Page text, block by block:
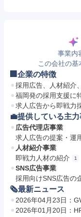
事業内
この会社の基
🏢企業の特徴
採用広告、人材紹介
福岡発の採用支援に
求人広告から即戦力
💼提供している主
広告代理店事業
求人広告の提案・運
人材紹介事業
即戦力人材の紹介
1
SNS広告事業
採用向けSNS広告の
🗞最新ニュース
2026年04月23日：
2026年01月20日：